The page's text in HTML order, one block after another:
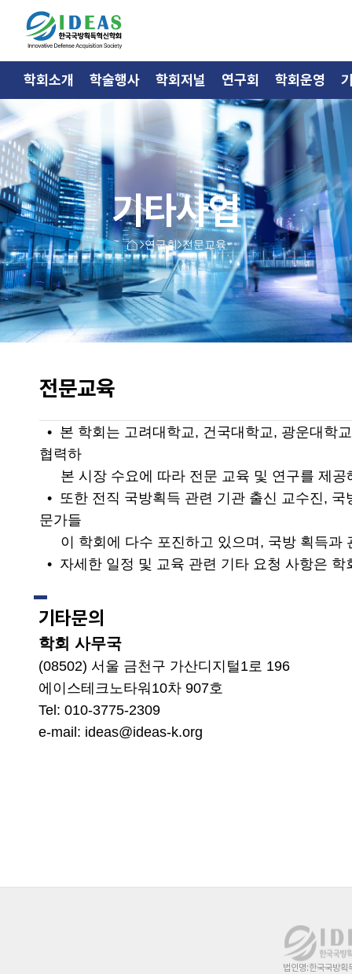
기타사업
연구회 전문교육
법인명:한국국방
전문교육
• 본 학회는 고려대학교, 건국대학교, 광운대학
협력하
본 시장 수요에 따라 전문 교육 및 연구를 제공
• 또한 전직 국방획득 관련 기관 출신 교수진,
문가들
이 학회에 다수 포진하고 있으며, 국방 획득과
• 자세한 일정 및 교육 관련 기타 요청 사항은
학회소개 학술행사 학회저널 연구회 학회운영
기타문의
학회 사무국
(08502) 서울 금천구 가산디지털1로 196
에이스테크노타워10차 907호
Tel: 010-3775-2309
e-mail: ideas@ideas-k.org